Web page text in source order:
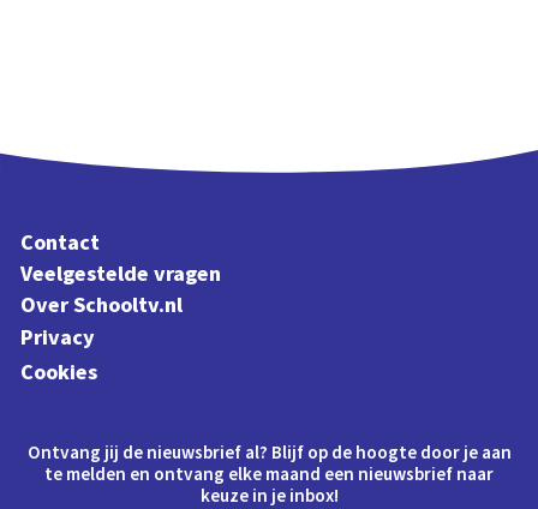
Contact
Veelgestelde vragen
Over Schooltv.nl
Privacy
Cookies
Ontvang jij de nieuwsbrief al? Blijf op de hoogte door je aan
te melden en ontvang elke maand een nieuwsbrief naar
keuze in je inbox!